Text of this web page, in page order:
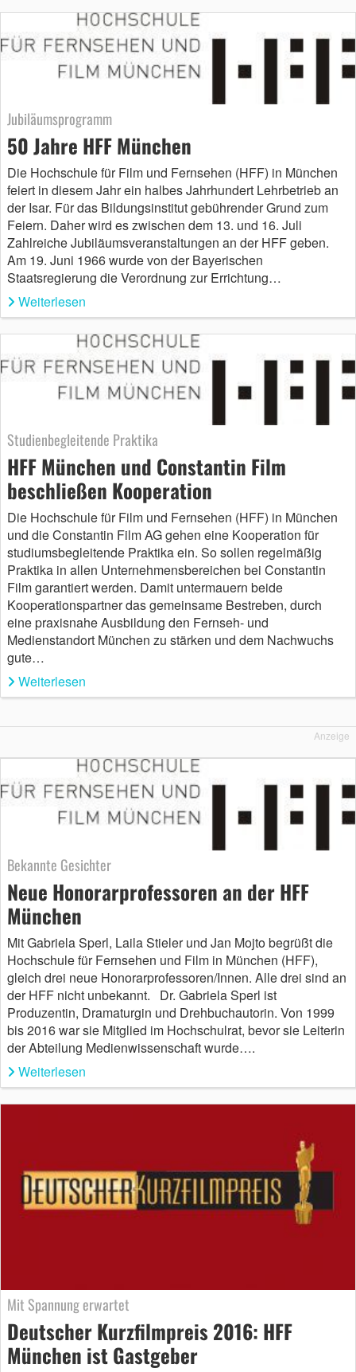
Jubiläumsprogramm
50 Jahre HFF München
Die Hochschule für Film und Fernsehen (HFF) in München
feiert in diesem Jahr ein halbes Jahrhundert Lehrbetrieb an
der Isar. Für das Bildungsinstitut gebührender Grund zum
Feiern. Daher wird es zwischen dem 13. und 16. Juli
Zahlreiche Jubiläumsveranstaltungen an der HFF geben.
Am 19. Juni 1966 wurde von der Bayerischen
Staatsregierung die Verordnung zur Errichtung…
Weiterlesen
Studienbegleitende Praktika
HFF München und Constantin Film
beschließen Kooperation
Die Hochschule für Film und Fernsehen (HFF) in München
und die Constantin Film AG gehen eine Kooperation für
studiumsbegleitende Praktika ein. So sollen regelmäßig
Praktika in allen Unternehmensbereichen bei Constantin
Film garantiert werden. Damit untermauern beide
Kooperationspartner das gemeinsame Bestreben, durch
eine praxisnahe Ausbildung den Fernseh- und
Medienstandort München zu stärken und dem Nachwuchs
gute…
Weiterlesen
Anzeige
Bekannte Gesichter
Neue Honorarprofessoren an der HFF
München
Mit Gabriela Sperl, Laila Stieler und Jan Mojto begrüßt die
Hochschule für Fernsehen und Film in München (HFF),
gleich drei neue Honorarprofessoren/Innen. Alle drei sind an
der HFF nicht unbekannt. Dr. Gabriela Sperl ist
Produzentin, Dramaturgin und Drehbuchautorin. Von 1999
bis 2016 war sie Mitglied im Hochschulrat, bevor sie Leiterin
der Abteilung Medienwissenschaft wurde….
Weiterlesen
Mit Spannung erwartet
Deutscher Kurzfilmpreis 2016: HFF
München ist Gastgeber